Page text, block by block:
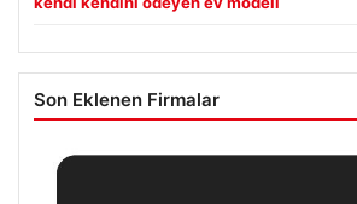
Son Eklenen Firmalar